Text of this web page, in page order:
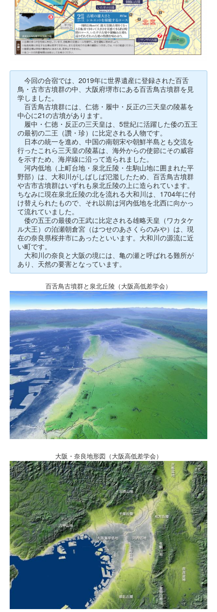
今回の合宿では、2019年に世界遺産に登録された百舌
鳥・古市古墳群の中、大阪府堺市にある百舌鳥古墳群を見
学しました。
百舌鳥古墳群には、仁徳・履中・反正の三天皇の陵墓を
中心に21の古墳があります。
履中・仁徳・反正の三天皇は、5世紀に活躍した倭の五王
の最初の二王（讚・珍）に比定される人物です。
日本の統一を進め、中国の南朝宋や朝鮮半島とも交流を
行ったこれら三天皇の陵墓は、海外からの使節にその威容
を示すため、海岸線に沿って造られました。
河内低地（上町台地・泉北丘陵・生駒山地に囲まれた平
野部）は、大和川がしばしば氾濫したため、百舌鳥古墳群
や古市古墳群はいずれも泉北丘陵の上に造られています。
ちなみに現在泉北丘陵の北を流れる大和川は、1704年に付
け替えられたもので、それ以前は河内低地を北西に向かっ
て流れていました。
倭の五王の最後の王武に比定される雄略天皇（ワカタケ
ル大王）の泊瀬朝倉宮（はつせのあさくらのみや）は、現
在の奈良県桜井市にあったといいます。大和川の源流に近
い町です。
大和川の奈良と大阪の境には、亀の瀬と呼ばれる難所が
あり、天然の要害となっています。
百舌鳥古墳群と泉北丘陵（大阪高低差学会）
大阪・奈良地形図（大阪高低差学会）